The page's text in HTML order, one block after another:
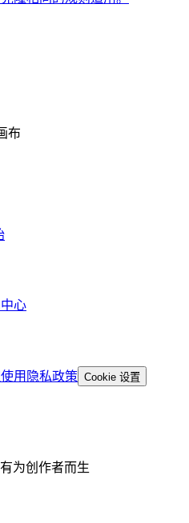
布
心
用 隐私政策 Cookie 设置
为创作者而生